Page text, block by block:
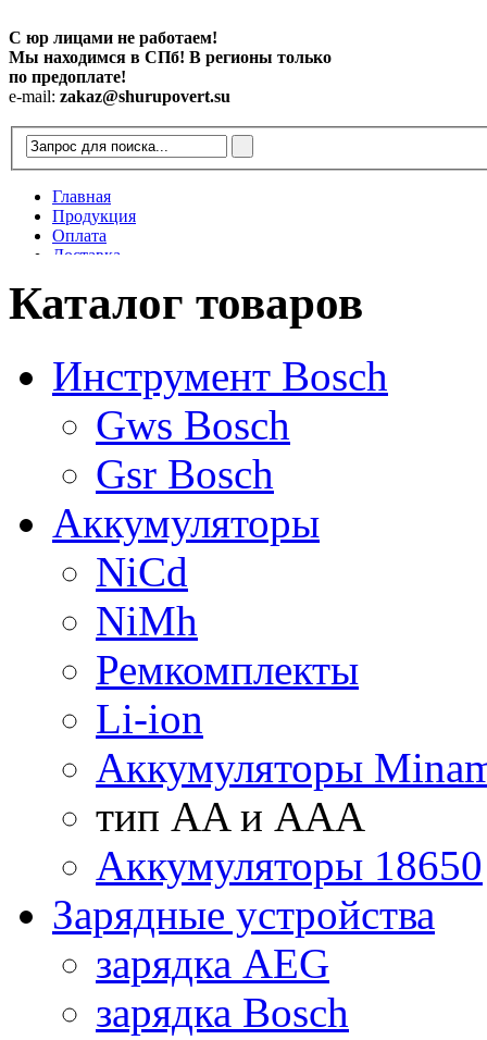
С юр лицами не работаем!
Мы находимся в СПб! В регионы только
по предоплате!
e-mail: zakaz@shurupovert.su
Главная
Продукция
Оплата
Доставка
Статьи
Каталог товаров
Инструмент Bosch
Gws Bosch
Gsr Bosch
Аккумуляторы
NiCd
NiMh
Ремкомплекты
Li-ion
Аккумуляторы
тип AA и AAA
Аккумуляторы 18650
Зарядные устройства
зарядка AEG
зарядка Bosch